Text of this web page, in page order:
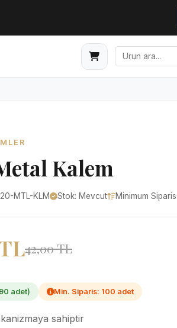
Kalem
MTL-KLM Stok: Mevcut Minimum
42,00 TL
adet) Min. Siparis: 100 adet
sahiptir